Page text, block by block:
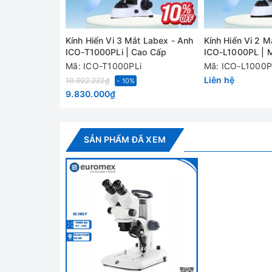
Thông số
Model
Đầu quan sát
Cặp thị kính trường rộng
Vật kính điều chỉnh
Khoảng cách làm việc
Trường quan sát
Chiều cao mẫu vật tối đa
Kính Hiển Vi 3 Mắt Labex - Anh
ICO-T1000PLi | Cao Cấp
Mã: ICO-T1000PLi
10.922.222₫ - 10%
9.830.000₫
Kính Hiển Vi 2
ICO-L1000PL |
Mã: ICO-
Liên hệ
SẢN PHẨM ĐÃ XEM